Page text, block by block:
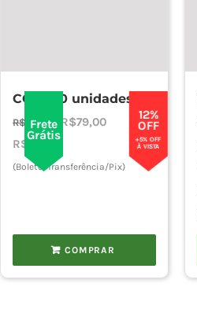
Frete
Grátis
12%
OFF
+5% OFF
À VISTA
CO2 – 10 unidades
R$ 90,00
O
preço
original
R$79,00O
atual
R$ 75,05
(Boleto/Transferência/Pix)
COMPRAR